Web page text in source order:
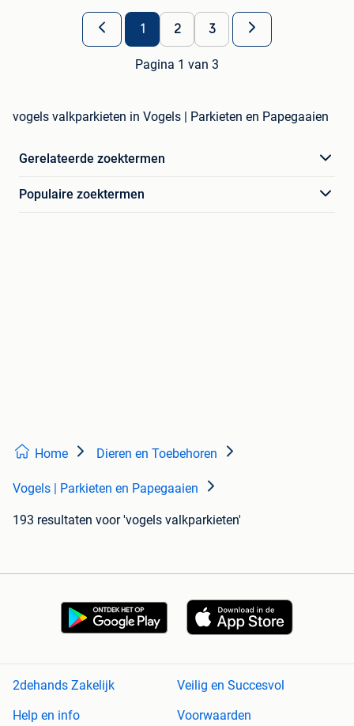
1 2 3
Pagina 1 van 3
vogels valkparkieten in Vogels | Parkieten en Papegaaien
Gerelateerde zoektermen
Populaire zoektermen
Home Dieren en Toebehoren
Vogels | Parkieten en Papegaaien
193 resultaten voor 'vogels valkparkieten'
2dehands Zakelijk
Veilig en Succesvol
Help en info
Voorwaarden